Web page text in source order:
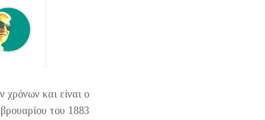
και είναι ο
του 1883